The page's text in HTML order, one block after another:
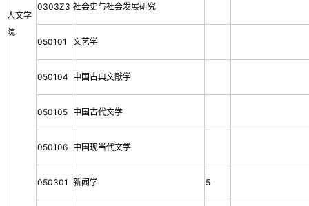
人文学
院
0303Z3 社会史与社会发展研究
050101 文艺学
050104 中国古典文献学
050105 中国古代文学
050106 中国现当代文学
050301 新闻学 5